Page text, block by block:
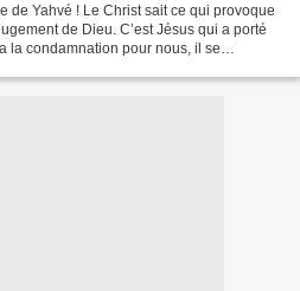
de Yahvé ! Le Christ sait ce qui provoque
de Dieu. C’est Jésus qui a porté
la condamnation pour nous, il se